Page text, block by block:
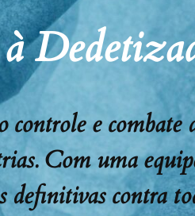
e combate
Com uma
definitivas contra